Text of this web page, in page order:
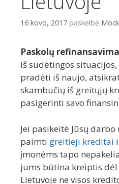
16 kovo, 2017 paskelbė
Paskolų
iš sudėtingos
pradėti iš naujo,
skambučių iš greitųjų
pasigerinti savo
Jei pasikeitė Jūsų
paimti greitieji kreditai
įmonėms tapo
jums būtina kreiptis dėl
Lietuvoje ne visos